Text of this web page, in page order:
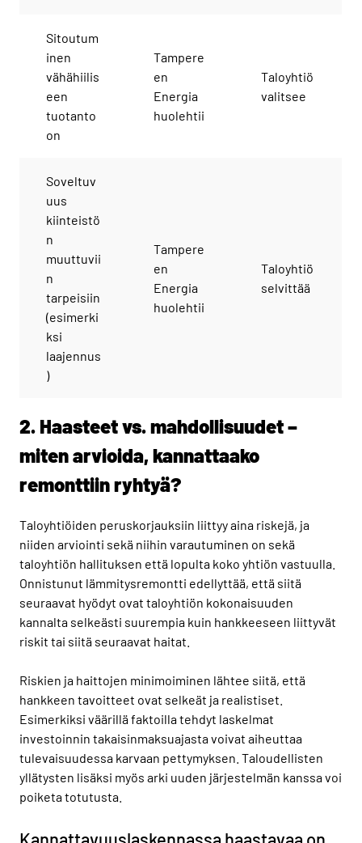
Sitoutum
inen
vähähiilis
een
tuotanto
on
Tampere
en
Energia
huolehtii
Taloyhtiö
valitsee
Soveltuv
uus
kiinteistö
n
muuttuvii
n
tarpeisiin
(esimerki
ksi
laajennus
)
Tampere
en
Energia
huolehtii
Taloyhtiö
selvittää
2. Haasteet vs. mahdollisuudet –
miten arvioida, kannattaako
remonttiin ryhtyä?
Taloyhtiöiden peruskorjauksiin liittyy aina riskejä, ja
niiden arviointi sekä niihin varautuminen on sekä
taloyhtiön hallituksen että lopulta koko yhtiön vastuulla.
Onnistunut lämmitysremontti edellyttää, että siitä
seuraavat hyödyt ovat taloyhtiön kokonaisuuden
kannalta selkeästi suurempia kuin hankkeeseen liittyvät
riskit tai siitä seuraavat haitat.
Riskien ja haittojen minimoiminen lähtee siitä, että
hankkeen tavoitteet ovat selkeät ja realistiset.
Esimerkiksi väärillä faktoilla tehdyt laskelmat
investoinnin takaisinmaksuajasta voivat aiheuttaa
tulevaisuudessa karvaan pettymyksen. Taloudellisten
yllätysten lisäksi myös arki uuden järjestelmän kanssa voi
poiketa totutusta.
Kannattavuuslaskennassa haastavaa on